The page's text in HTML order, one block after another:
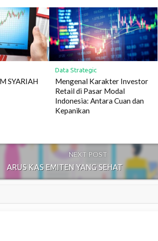
SYARIAH
Data Strategic
Mengenal Karakter Investor
Retail di Pasar Modal
Indonesia: Antara Cuan dan
Kepanikan
NEXT POST
ARUS KAS EMITEN YANG SEHAT